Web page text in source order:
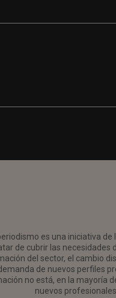
es una iniciativa de
de cubrir las necesidades
del sector, el cambio
de nuevos perfiles
no está, en la mayoría
nuevos